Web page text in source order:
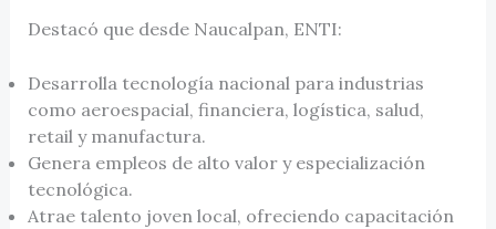
Destacó que desde Naucalpan, ENTI:
Desarrolla tecnología nacional para industrias
como aeroespacial, financiera, logística, salud,
retail y manufactura.
Genera empleos de alto valor y especialización
tecnológica.
Atrae talento joven local, ofreciendo capacitación